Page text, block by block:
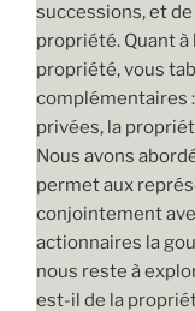
successions, et
propriété. Quant
propriété, vous
complémentaires
privées, la
Nous avons
permet aux
conjointement
actionnaires la
nous reste à
est-il de la